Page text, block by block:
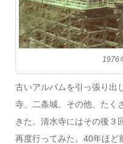
1976
古いアルバムを引っ張り出
寺、二条城。その他、たく
きた。清水寺にはその後３
再度行ってみた。40年ほど